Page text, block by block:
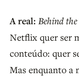
A real: Behind
Netflix quer ser
conteúdo: quer
Mas enquanto a